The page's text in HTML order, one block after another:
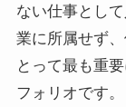
ない仕事とし
業に所属せず
とって最も重
フォリオです。